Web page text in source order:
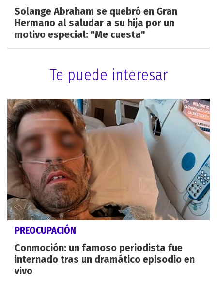
Solange Abraham se quebró en Gran
Hermano al saludar a su hija por un
motivo especial: "Me cuesta"
Te puede interesar
PREOCUPACIÓN
Conmoción: un famoso periodista fue
internado tras un dramático episodio en
vivo